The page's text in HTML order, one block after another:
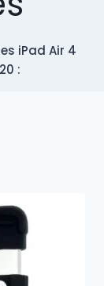
iPad Air 4
: